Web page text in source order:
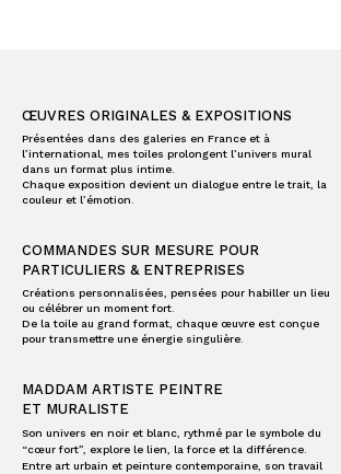
ŒUVRES ORIGINALES & EXPOSITIONS
Présentées dans des galeries en France et à
l’international, mes toiles prolongent l’univers mural
dans un format plus intime.
Chaque exposition devient un dialogue entre le trait, la
couleur et l’émotion.
COMMANDES SUR MESURE POUR
PARTICULIERS & ENTREPRISES
Créations personnalisées, pensées pour habiller un lieu
ou célébrer un moment fort.
De la toile au grand format, chaque œuvre est conçue
pour transmettre une énergie singulière.
MADDAM ARTISTE PEINTRE
ET MURALISTE
Son univers en noir et blanc, rythmé par le symbole du
“cœur fort”, explore le lien, la force et la différence.
Entre art urbain et peinture contemporaine, son travail